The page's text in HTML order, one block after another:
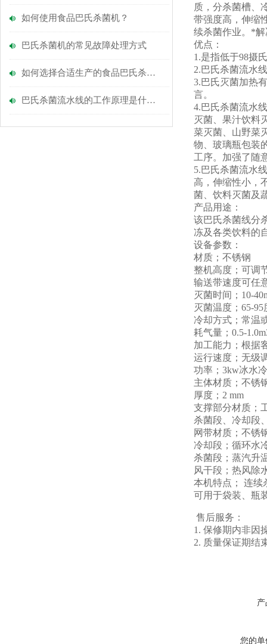
如何使用食品巴氏杀菌机？
巴氏杀菌机的常见故障处理方式
如何选择合适生产的食品巴氏杀菌机
巴氏杀菌流水线的工作原理是什么？
质，分杀菌槽、
带强度高，伸缩
续杀菌作业。*
优点：
1.是指低于98摄
2.巴氏杀菌流水
3.巴氏灭菌加热
言。
4.巴氏杀菌流水
灭菌、果汁饮料
菜灭菌、山野菜
物、玻璃瓶包装
工序。加强了随
5.巴氏杀菌流水
高，伸缩性小，
菌、饮料灭菌及
产品用途：
该巴氏杀菌线分
冻及各类饮料的
设备参数：
材质；不锈钢
整机高度；可调
输送带速度可任
灭菌时间；10-
灭菌温度；65-95
冷却方式；常温
耗气量；0.5-
加工能力；根据
运行速度；无级
功率；3kw冰水
主体材质；不锈
厚度；2 mm
支撑部分材质；
杀菌段、冷却段
网带材质；不锈
冷却段；循环水
杀菌段；蒸汽升
风干段；热风除
本机特点； 连续
可用于袋装、瓶
售后服务：
1. 保修期内非因
2. 质量保证期结
您的单